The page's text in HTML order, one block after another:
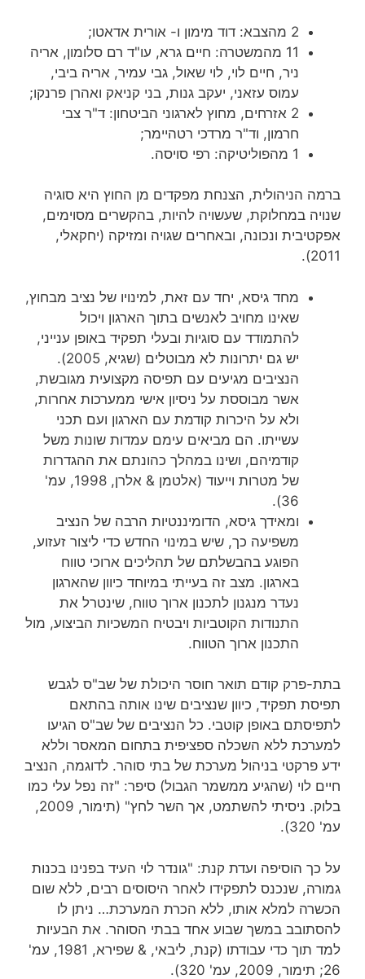
2 מהצבא: דוד מימון ו- אורית אדאטו;
11 מהמשטרה: חיים גרא, עו"ד רם סלומון, אריה
ניר, חיים לוי, לוי שאול, גבי עמיר, אריה ביבי,
עמוס עזאני, יעקב גנות, בני קניאק ואהרן פרנקו;
2 אזרחים, מחוץ לארגוני הביטחון: ד"ר צבי
חרמון, וד"ר מרדכי רטהיימר;
1 מהפוליטיקה: רפי סויסה.
ברמה הניהולית, הצנחת מפקדים מן החוץ היא סוגיה
שנויה במחלוקת, שעשויה להיות, בהקשרים מסוימים,
אפקטיבית ונכונה, ובאחרים שגויה ומזיקה (יחקאלי,
2011).
מחד גיסא, יחד עם זאת, למינויו של נציב מבחוץ,
שאינו מחויב לאנשים בתוך הארגון ויכול
להתמודד עם סוגיות ובעלי תפקיד באופן ענייני,
יש גם יתרונות לא מבוטלים (שגיא, 2005).
הנציבים מגיעים עם תפיסה מקצועית מגובשת,
אשר מבוססת על ניסיון אישי ממערכות אחרות,
ולא על היכרות קודמת עם הארגון ועם תכני
עשייתו. הם מביאים עימם עמדות שונות משל
קודמיהם, ושינו במהלך כהונתם את ההגדרות
של מטרות וייעוד (אלטמן & אלרן, 1998, עמ'
36).
ומאידך גיסא, הדומיננטיות הרבה של הנציב
משפיעה כך, שיש במינוי החדש כדי ליצור זעזוע,
הפוגע בהבשלתם של תהליכים ארוכי טווח
בארגון. מצב זה בעייתי במיוחד כיוון שהארגון
נעדר מנגנון לתכנון ארוך טווח, שינטרל את
התנודות הקוטביות ויבטיח המשכיות הביצוע, מול
התכנון ארוך הטווח.
בתת-פרק קודם תואר חוסר היכולת של שב"ס לגבש
תפיסת תפקיד, כיוון שנציבים שינו אותה בהתאם
לתפיסתם באופן קוטבי. כל הנציבים של שב"ס הגיעו
למערכת ללא השכלה ספציפית בתחום המאסר וללא
ידע פרקטי בניהול מערכת של בתי סוהר. לדוגמה, הנציב
חיים לוי (שהגיע ממשמר הגבול) סיפר: "זה נפל עלי כמו
בלוק. ניסיתי להשתמט, אך השר לחץ" (תימור, 2009,
עמ' 320).
על כך הוסיפה ועדת קנת: "גונדר לוי העיד בפנינו בכנות
גמורה, שנכנס לתפקידו לאחר היסוסים רבים, ללא שום
הכשרה למלא אותו, ללא הכרת המערכת… ניתן לו
להסתובב במשך שבוע אחד בבתי הסוהר. את הבעיות
למד תוך כדי עבודתו (קנת, ליבאי, & שפירא, 1981, עמ'
26; תימור, 2009, עמ' 320).